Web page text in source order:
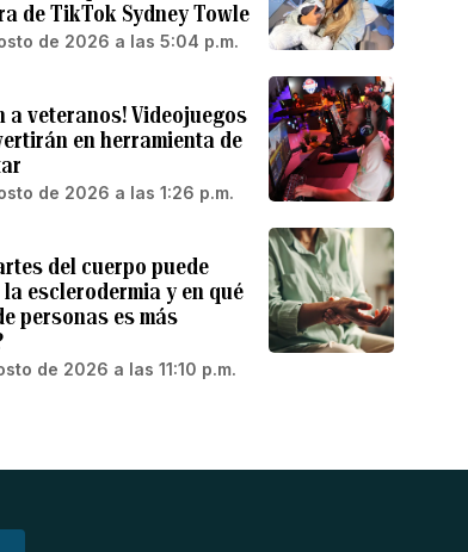
de TikTok Sydney Towle
de 2026 a las 5:04 p.m.
a veteranos! Videojuegos
en herramienta de
de 2026 a las 1:26 p.m.
del cuerpo puede
esclerodermia y en qué
personas es más
de 2026 a las 11:10 p.m.